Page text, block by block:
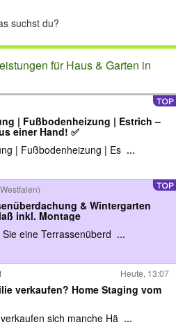
für Haus & Garten in
| Fußbodenheizung | Estrich –
einer Hand! ✅
| Fußbodenheizung | Es ...
& Wintergarten
inkl. Montage
eine Terrassenüberd ...
Heute, 13:07
verkaufen? Home Staging vom
sich manche Hä ...